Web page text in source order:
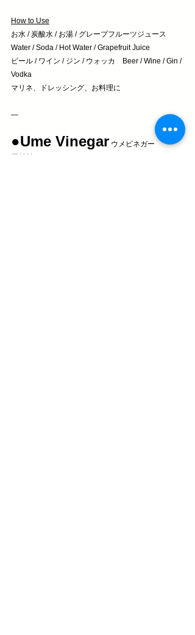
How to Use
お水 / 炭酸水 / お湯 / グレープフルーツジュース
Water / Soda / Hot Water / Grapefruit Juice
ビール / ワイン / ジン / ウォッカ　Beer / Wine / Gin /
Vodka
マリネ、ドレッシング、お料理に
—
●Ume Vinegar ウメビネガー